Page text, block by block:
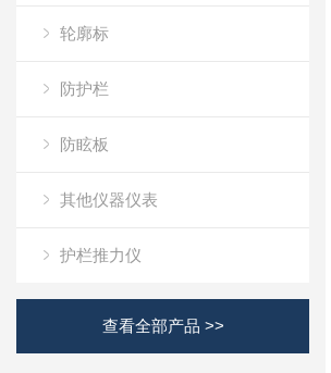
轮廓标
防护栏
防眩板
其他仪器仪表
护栏推力仪
查看全部产品 >>